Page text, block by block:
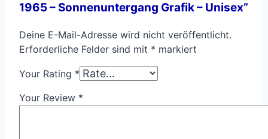
1965 – Sonnenuntergang Grafik – Unisex”
Deine E-Mail-Adresse wird nicht veröffentlicht.
Erforderliche Felder sind mit * markiert
Your Rating *
Your Review *